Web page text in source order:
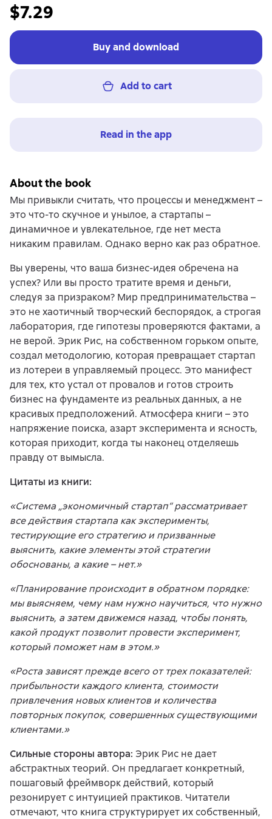
$7.29
Buy and download
Add to cart
Read in the app
About the book
Мы привыкли считать, что процессы и менеджмент –
это что-то скучное и унылое, а стартапы –
динамичное и увлекательное, где нет места
никаким правилам. Однако верно как раз обратное.
Вы уверены, что ваша бизнес-идея обречена на
успех? Или вы просто тратите время и деньги,
следуя за призраком? Мир предпринимательства –
это не хаотичный творческий беспорядок, а строгая
лаборатория, где гипотезы проверяются фактами, а
не верой. Эрик Рис, на собственном горьком опыте,
создал методологию, которая превращает стартап
из лотереи в управляемый процесс. Это манифест
для тех, кто устал от провалов и готов строить
бизнес на фундаменте из реальных данных, а не
красивых предположений. Атмосфера книги – это
напряжение поиска, азарт эксперимента и ясность,
которая приходит, когда ты наконец отделяешь
правду от вымысла.
Цитаты из книги:
«Система „экономичный стартап“ рассматривает
все действия стартапа как эксперименты,
тестирующие его стратегию и призванные
выяснить, какие элементы этой стратегии
обоснованы, а какие – нет.»
«Планирование происходит в обратном порядке:
мы выясняем, чему нам нужно научиться, что нужно
выяснить, а затем движемся назад, чтобы понять,
какой продукт позволит провести эксперимент,
который поможет нам в этом.»
«Роста зависят прежде всего от трех показателей:
прибыльности каждого клиента, стоимости
привлечения новых клиентов и количества
повторных покупок, совершенных существующими
клиентами.»
Сильные стороны автора: Эрик Рис не дает
абстрактных теорий. Он предлагает конкретный,
пошаговый фреймворк действий, который
резонирует с интуицией практиков. Читатели
отмечают, что книга структурирует их собственный,